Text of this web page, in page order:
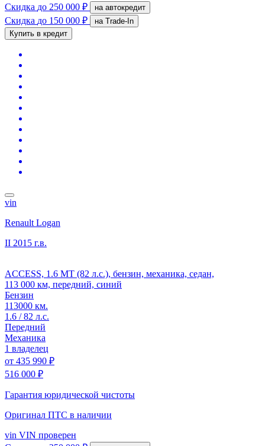
Скидка до 250 000 ₽ на автокредит
Скидка до 150 000 ₽
на Trade-In
Купить в кредит
vin
Renault Logan
II 2015 г.в.
ACCESS, 1.6 MT (82 л.с.), бензин, механика, седан,
113 000 км, передний, синий
Бензин
113000 км.
1.6 / 82 л.с.
Передний
Механика
1 владелец
от 435 990 ₽
516 000 ₽
Гарантия юридической чистоты
Оригинал ПТС в наличии
vin VIN проверен